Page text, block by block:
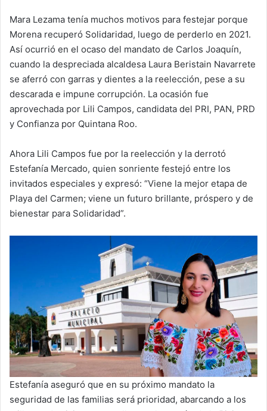
Mara Lezama tenía muchos motivos para festejar porque
Morena recuperó Solidaridad, luego de perderlo en 2021.
Así ocurrió en el ocaso del mandato de Carlos Joaquín,
cuando la despreciada alcaldesa Laura Beristain Navarrete
se aferró con garras y dientes a la reelección, pese a su
descarada e impune corrupción. La ocasión fue
aprovechada por Lili Campos, candidata del PRI, PAN, PRD
y Confianza por Quintana Roo.
Ahora Lili Campos fue por la reelección y la derrotó
Estefanía Mercado, quien sonriente festejó entre los
invitados especiales y expresó: “Viene la mejor etapa de
Playa del Carmen; viene un futuro brillante, próspero y de
bienestar para Solidaridad”.
Estefanía aseguró que en su próximo mandato la
seguridad de las familias será prioridad, abarcando a los